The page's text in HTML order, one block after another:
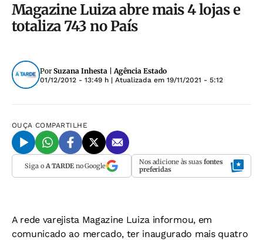
Magazine Luiza abre mais 4 lojas e
totaliza 743 no País
Por Suzana Inhesta | Agência Estado
01/12/2012 - 13:49 h | Atualizada em 19/11/2021 - 5:12
OUÇA COMPARTILHE
Siga o A TARDEno Google Nos adicione às suas fontes
preferidas
A rede varejista Magazine Luiza informou, em
comunicado ao mercado, ter inaugurado mais quatro